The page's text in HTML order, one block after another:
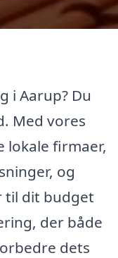
i Aarup? Du
Med vores
lokale firmaer,
og
til dit budget
der både
dets